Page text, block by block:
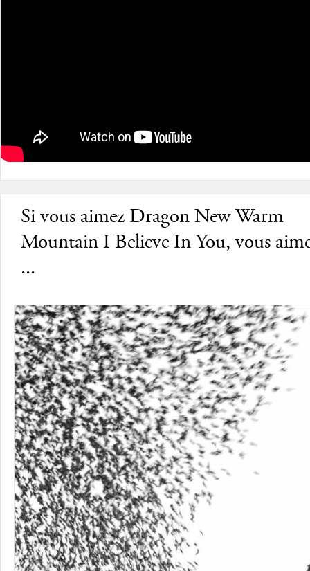
Si vous aimez Dragon New Warm
Mountain I Believe In You, vous
...